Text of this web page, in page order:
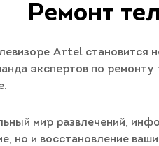
Ремонт
Artel
экспертов по
мир развлечений,
но и восстановление